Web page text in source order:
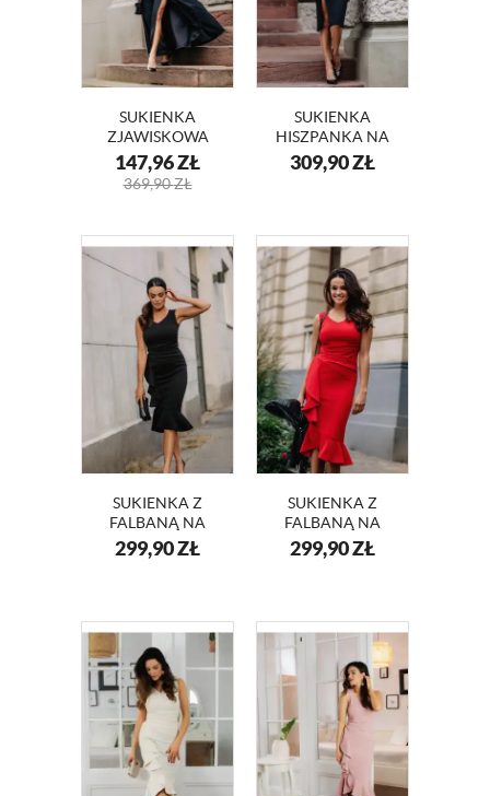
SUKIENKA
ZJAWISKOWA
MAKSI Z
DEKOLTEM ELEN
II -KM321
147,96ZŁ
369,90ZŁ
SUKIENKA
HISZPANKA NA
WESELE LAURA
KM339
309,90ZŁ
SUKIENKA Z
FALBANĄ NA
WESELE DIANA
KM340
299,90ZŁ
SUKIENKA Z
FALBANĄ NA
WESELE DIANA
KM340-1
299,90ZŁ